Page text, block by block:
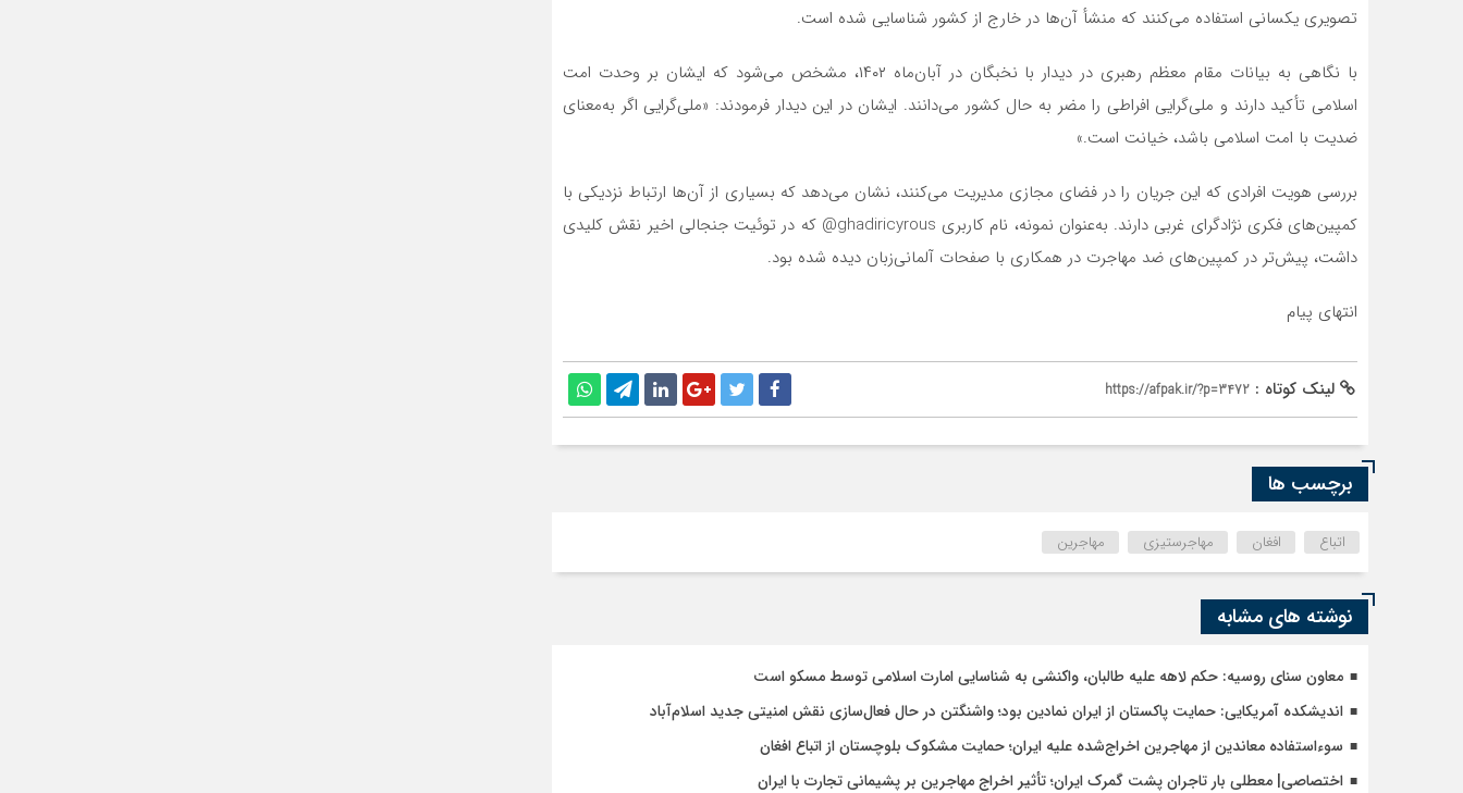
تصویری یکسانی استفاده می‌کنند که منشأ آن‌ها در خارج از کشور شناسایی شده است.
با نگاهی به بیانات مقام معظم رهبری در دیدار با نخبگان در آبان‌ماه ۱۴۰۲، مشخص می‌شود که ایشان بر وحدت امت
اسلامی تأکید دارند و ملی‌گرایی افراطی را مضر به حال کشور می‌دانند. ایشان در این دیدار فرمودند: «ملی‌گرایی اگر به‌معنای
ضدیت با امت اسلامی باشد، خیانت است.»
بررسی هویت افرادی که این جریان را در فضای مجازی مدیریت می‌کنند، نشان می‌دهد که بسیاری از آن‌ها ارتباط نزدیکی با
کمپین‌های فکری نژادگرای غربی دارند. به‌عنوان نمونه، نام کاربری ghadiricyrous@ که در توئیت جنجالی اخیر نقش کلیدی
داشت، پیش‌تر در کمپین‌های ضد مهاجرت در همکاری با صفحات آلمانی‌زبان دیده شده بود.
انتهای پیام
لینک کوتاه : https://afpak.ir/?p=3472
برچسب ها
اتباع افغان مهاجرستیزی مهاجرین
نوشته های مشابه
معاون سنای روسیه: حکم لاهه علیه طالبان، واکنشی به شناسایی امارت اسلامی توسط مسکو است
اندیشکده آمریکایی: حمایت پاکستان از ایران نمادین بود؛ واشنگتن در حال فعال‌سازی نقش امنیتی جدید اسلام‌آباد
سوءاستفاده معاندین از مهاجرین اخراج‌شده علیه ایران؛ حمایت مشکوک بلوچستان از اتباع افغان
اختصاصی| معطلی بار تاجران پشت گمرک ایران؛ تأثیر اخراج مهاجرین بر پشیمانی تجارت با ایران